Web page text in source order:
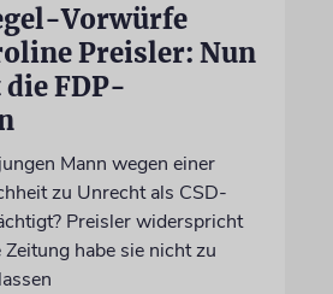
Vorwürfe
Preisler: Nun
FDP-
Mann wegen einer
zu Unrecht als CSD-
Preisler widerspricht
habe sie nicht zu